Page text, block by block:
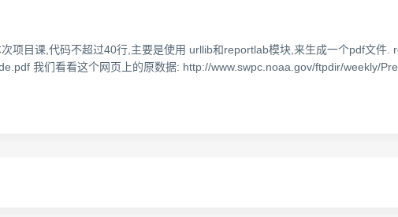
项目课,代码不超过40行,主要是使用 urllib和reportlab模块,来生成一个pdf文件.
我们看看这个网页上的原数据: http://www.swpc.noaa.gov/ftpdir/weekly/